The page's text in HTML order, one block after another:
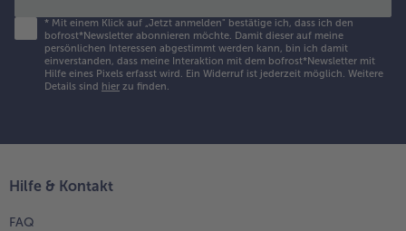
* Mit einem Klick auf „Jetzt anmelden" bestätige ich, dass ich den
bofrost*Newsletter abonnieren möchte. Damit dieser auf meine
persönlichen Interessen abgestimmt werden kann, bin ich damit
einverstanden, dass meine Interaktion mit dem bofrost*Newsletter mit
Hilfe eines Pixels erfasst wird. Ein Widerruf ist jederzeit möglich. Weitere
Details sind hier zu finden.
Hilfe & Kontakt
FAQ